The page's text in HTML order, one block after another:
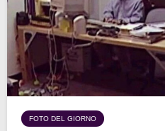
FOTO DEL GIORNO